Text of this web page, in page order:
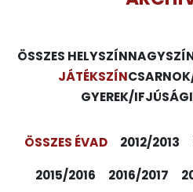
ÖSSZES HELYSZÍN
JÁTÉKSZÍN
GYEREK/
ÖSSZES ÉVAD 2012/2013
2015/2016
2016/2017